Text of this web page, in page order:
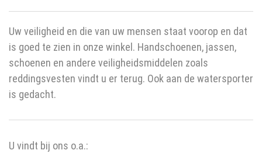
Uw veiligheid en die van uw mensen staat voorop en dat
is goed te zien in onze winkel. Handschoenen, jassen,
schoenen en andere veiligheidsmiddelen zoals
reddingsvesten vindt u er terug. Ook aan de watersporter
is gedacht.
U vindt bij ons o.a.: